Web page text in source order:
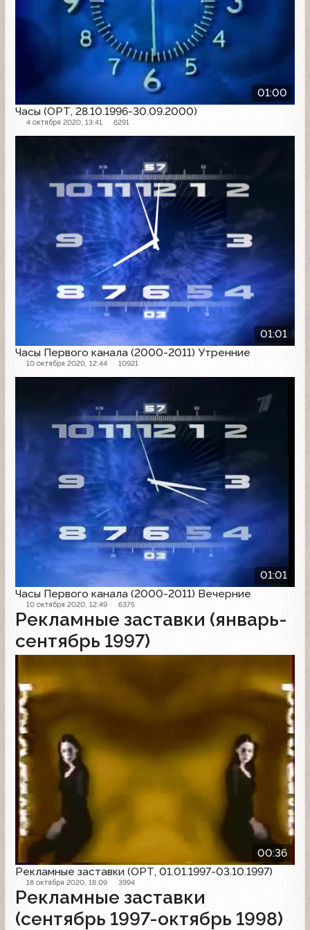
01:00
Часы (ОРТ, 28.10.1996-30.09.2000)
4 октября 2020, 13:41 6291
01:01
Часы Первого канала (2000-2011) Утренние
10 октября 2020, 12:44 10921
01:01
Часы Первого канала (2000-2011) Вечерние
10 октября 2020, 12:49 6375
Рекламные заставки (январь-
сентябрь 1997)
00:36
Рекламные заставки (ОРТ, 01.01.1997-03.10.1997)
18 октября 2020, 18:09 3994
Рекламные заставки
(сентябрь 1997-октябрь 1998)